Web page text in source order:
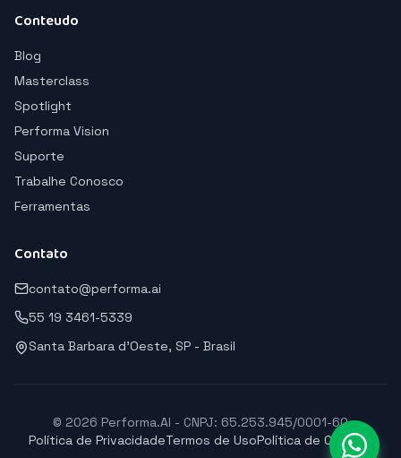
Conteudo
Blog
Masterclass
Spotlight
Performa Vision
Suporte
Trabalhe Conosco
Ferramentas
Contato
contato@performa.ai
55 19 3461-5339
Santa Barbara d'Oeste, SP - Brasil
© 2026 Performa.AI - CNPJ: 65.253.945/0001-60
Política de PrivacidadeTermos de UsoPolítica de Cookies